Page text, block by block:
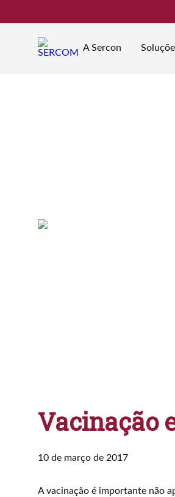
A Sercon
Vacinação
10 de março de 2017
A vacinação é importante não